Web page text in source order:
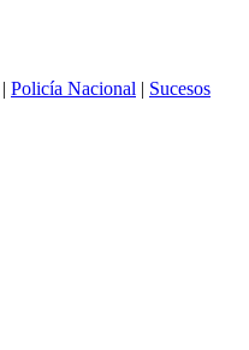
| Policía Nacional | Sucesos